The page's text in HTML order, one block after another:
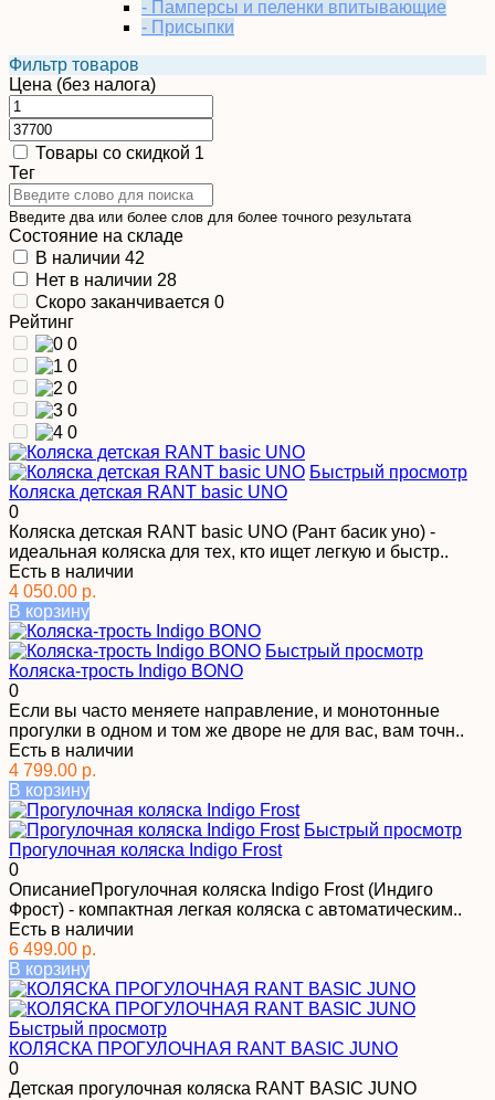
- Памперсы и пеленки впитывающие
- Присыпки
Фильтр товаров
Цена (без налога)
Товары со скидкой 1
Тег
Введите два или более слов для более точного результата
Состояние на складе
В наличии 42
Нет в наличии 28
Скоро заканчивается 0
Рейтинг
0
0
0
0
0
Быстрый просмотр
Коляска детская RANT basic UNO
0
Коляска детская RANT basic UNO (Рант басик уно) -
идеальная коляска для тех, кто ищет легкую и быстр..
Есть в наличии
4 050.00 р.
В корзину
Быстрый просмотр
Коляска-трость Indigo BONO
0
Если вы часто меняете направление, и монотонные
прогулки в одном и том же дворе не для вас, вам точн..
Есть в наличии
4 799.00 р.
В корзину
Быстрый просмотр
Прогулочная коляска Indigo Frost
0
ОписаниеПрогулочная коляска Indigo Frost (Индиго
Фрост) - компактная легкая коляска с автоматическим..
Есть в наличии
6 499.00 р.
В корзину
Быстрый просмотр
КОЛЯСКА ПРОГУЛОЧНАЯ RANT BASIC JUNO
0
Детская прогулочная коляска RANT BASIC JUNO